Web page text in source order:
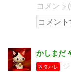
コメント
かしまだ
ネタバレ